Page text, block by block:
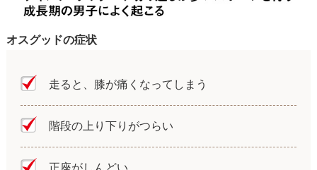
オスグッドの症状
走ると、膝が痛くなってしまう
階段の上り下りがつらい